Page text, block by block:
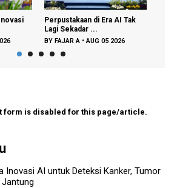
AI Tak
2026
Partisipasi Semesta
Didorong untuk Perlu...
BYFAJAR A •AUG 03 2026
form is disabled for this page/article.
Inovasi AI untuk Deteksi Kanker, Tumor
Jantung